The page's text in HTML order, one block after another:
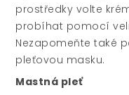
prostředky volte
probíhat pomocí
Nezapomeňte také
pleťovou masku.
Mastná pleť